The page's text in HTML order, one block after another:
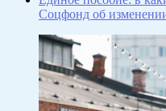
Соцфонд об